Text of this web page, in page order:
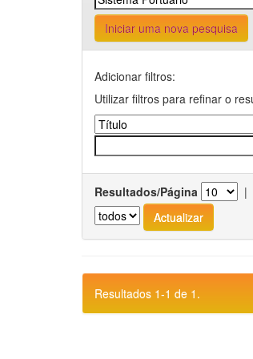
Iniciar uma nova pesquisa
Adicionar filtros:
Utilizar filtros para refinar o
Resultados/Página |
Resultados 1-1 de 1.